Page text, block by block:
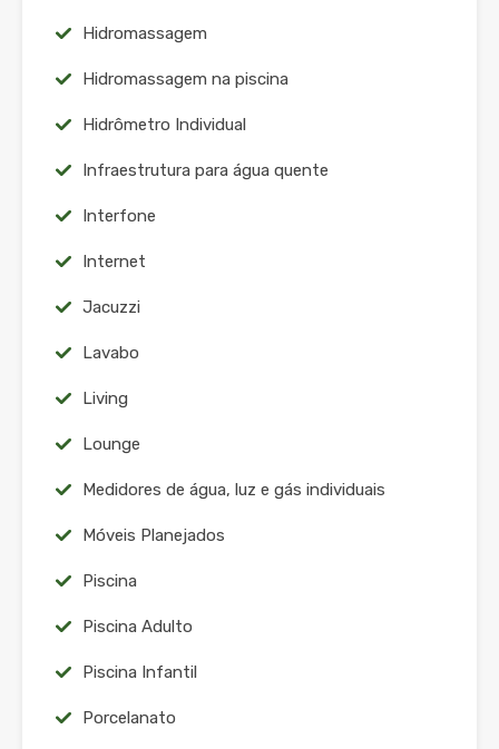
Hidromassagem
Hidromassagem na piscina
Hidrômetro Individual
Infraestrutura para água quente
Interfone
Internet
Jacuzzi
Lavabo
Living
Lounge
Medidores de água, luz e gás individuais
Móveis Planejados
Piscina
Piscina Adulto
Piscina Infantil
Porcelanato